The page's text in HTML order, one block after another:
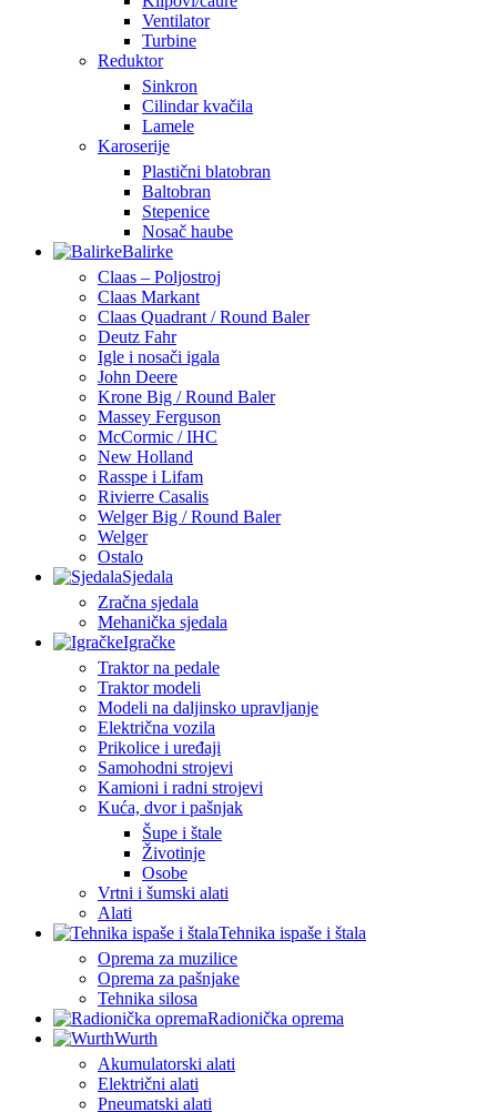
Ventilator
Turbine
Reduktor
Sinkron
Cilindar kvačila
Lamele
Karoserije
Plastični blatobran
Baltobran
Stepenice
Nosač haube
Balirke
Claas – Poljostroj
Claas Markant
Claas Quadrant / Round Baler
Deutz Fahr
Igle i nosači igala
John Deere
Krone Big / Round Baler
Massey Ferguson
McCormic / IHC
New Holland
Rasspe i Lifam
Rivierre Casalis
Welger Big / Round Baler
Welger
Ostalo
Sjedala
Zračna sjedala
Mehanička sjedala
Igračke
Traktor na pedale
Traktor modeli
Modeli na daljinsko upravljanje
Električna vozila
Prikolice i uređaji
Samohodni strojevi
Kamioni i radni strojevi
Kuća, dvor i pašnjak
Šupe i štale
Životinje
Osobe
Vrtni i šumski alati
Alati
Tehnika ispaše i štala
Oprema za muzilice
Oprema za pašnjake
Tehnika silosa
Radionička oprema
Wurth
Akumulatorski alati
Električni alati
Pneumatski alati